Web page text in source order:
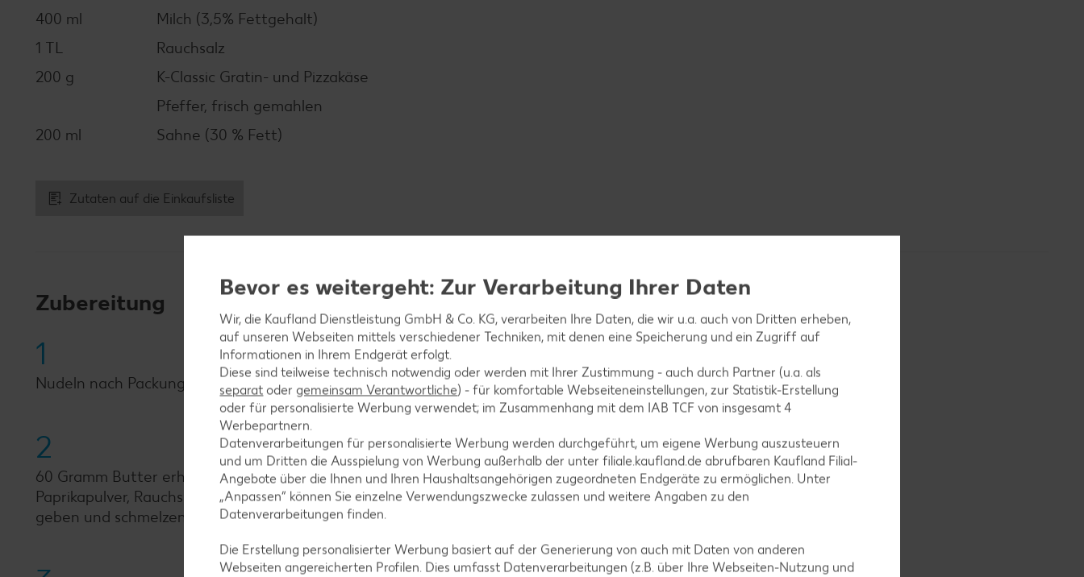
400 ml
Milch (3,5% Fettgehalt)
1 TL
Rauchsalz
200 g
K-Classic Gratin- und Pizzakäse
Pfeffer, frisch gemahlen
200 ml
Sahne (30 % Fett)
Zutaten auf die Einkaufsliste
Zubereitung
1
Nudeln nach Packungsanweisung in Salzwasser garen und abschütten.
2
60 Gramm Butter erhitzen und Mehl darin anschwitzen, Milch und Sahne zufügen und aufkochen. Mit Senf,
Paprikapulver, Rauchsalz, Pfeffer und Worcestershire-Soße würzen. Alle Käsesorten in die Mehlschwitze
geben und schmelzen lassen.
Bevor es weitergeht: Zur Verarbeitung Ihrer Daten
Wir, die Kaufland Dienstleistung GmbH & Co. KG, verarbeiten Ihre Daten, die wir u.a. auch von Dritten erheben,
auf unseren Webseiten mittels verschiedener Techniken, mit denen eine Speicherung und ein Zugriff auf
Informationen in Ihrem Endgerät erfolgt.
Diese sind teilweise technisch notwendig oder werden mit Ihrer Zustimmung - auch durch Partner (u.a. als
separat oder gemeinsam Verantwortliche) - für komfortable Webseiteneinstellungen, zur Statistik-Erstellung
oder für personalisierte Werbung verwendet; im Zusammenhang mit dem IAB TCF von insgesamt4
Werbepartnern.
Datenverarbeitungen für personalisierte Werbung werden durchgeführt, um eigene Werbung auszusteuern
und um Dritten die Ausspielung von Werbung außerhalb der unter filiale.kaufland.de abrufbaren Kaufland Filial-
Angebote über die Ihnen und Ihren Haushaltsangehörigen zugeordneten Endgeräte zu ermöglichen. Unter
„Anpassen“ können Sie einzelne Verwendungszwecke zulassen und weitere Angaben zu den
Datenverarbeitungen finden.
Die Erstellung personalisierter Werbung basiert auf der Generierung von auch mit Daten von anderen
Webseiten angereicherten Profilen. Dies umfasst Datenverarbeitungen (z.B. über Ihre Webseiten-Nutzung und